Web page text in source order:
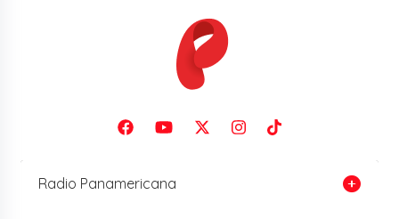
Radio Panamericana